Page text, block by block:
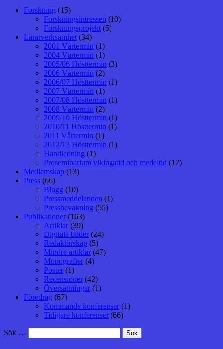
Forskning (15)
Forskningsintressen (10)
Forskningsprojekt (5)
Lärarverksamhet (34)
2001 Vårtermin (1)
2004 Vårtermin (1)
2005/06 Hösttermin (3)
2006 Vårtermin (2)
2006/07 Hösttermin (1)
2007 Vårtermin (1)
2007/08 Hösttermin (1)
2008 Vårtermin (2)
2009/10 Hösttermin (1)
2010/11 Hösttermin (1)
2011 Vårtermin (1)
2012/13 Hösttermin (1)
Handledning (1)
Proseminarium vikingatid och medeltid (17)
Medlemskap (13)
Press (66)
Blogg (10)
Pressmeddelanden (1)
Pressbevakning (55)
Publikationer (163)
Artiklar (39)
Digitala bilder (24)
Redaktörskap (5)
Mindre artiklar (47)
Monografier (4)
Poster (1)
Recensioner (42)
Översättningar (1)
Föredrag (67)
Kommande konferenser (1)
Tidigare konferenser (66)
Sök …